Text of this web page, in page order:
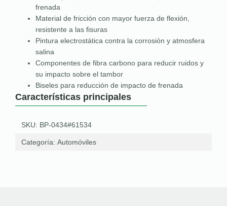
frenada
Material de fricción con mayor fuerza de flexión,
resistente a las fisuras
Pintura electrostática contra la corrosión y atmosfera
salina
Componentes de fibra carbono para reducir ruidos y
su impacto sobre el tambor
Biseles para reducción de impacto de frenada
Características principales
SKU: BP-0434#61534
Categoría: Automóviles